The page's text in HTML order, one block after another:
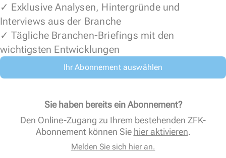
✓ Exklusive Analysen, Hintergründe und
Interviews aus der Branche
✓ Tägliche Branchen-Briefings mit den
wichtigsten Entwicklungen
Ihr Abonnement auswählen
Sie haben bereits ein Abonnement?
Den Online-Zugang zu Ihrem bestehenden ZFK-
Abonnement können Sie hier aktivieren.
Melden Sie sich hier an.